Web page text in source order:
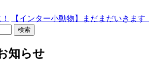
【インター小動物】まだまだいきま
知らせ